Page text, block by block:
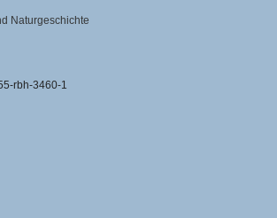
Naturgeschichte
rbh-3460-1